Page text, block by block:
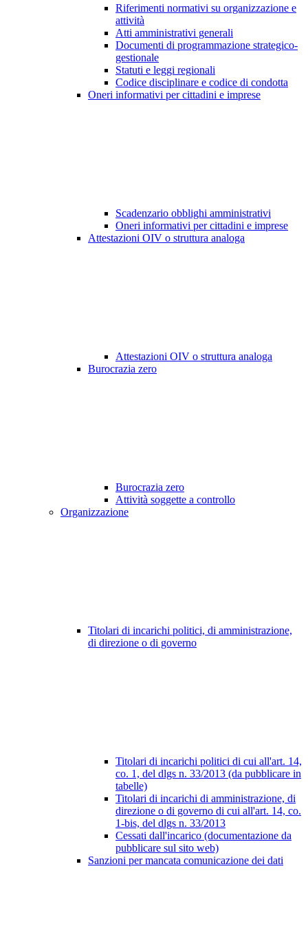
Riferimenti normativi su organizzazione e
attività
Atti amministrativi generali
Documenti di programmazione strategico-
gestionale
Statuti e leggi regionali
Codice disciplinare e codice di condotta
Oneri informativi per cittadini e imprese
Scadenzario obblighi amministrativi
Oneri informativi per cittadini e imprese
Attestazioni OIV o struttura analoga
Attestazioni OIV o struttura analoga
Burocrazia zero
Burocrazia zero
Attività soggette a controllo
Organizzazione
Titolari di incarichi politici, di amministrazione,
di direzione o di governo
Titolari di incarichi politici di cui all'art. 14,
co. 1, del dlgs n. 33/2013 (da pubblicare in
tabelle)
Titolari di incarichi di amministrazione, di
direzione o di governo di cui all'art. 14, co.
1-bis, del dlgs n. 33/2013
Cessati dall'incarico (documentazione da
pubblicare sul sito web)
Sanzioni per mancata comunicazione dei dati